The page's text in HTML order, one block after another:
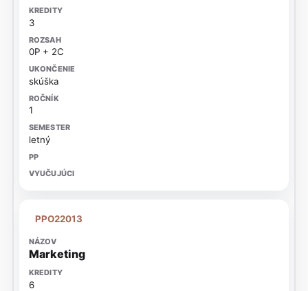
3
0P + 2C
skúška
1
letný
PPO22013
Marketing
6